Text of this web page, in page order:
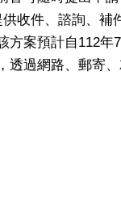
收件、諮詢、
方案預計自112
透過網路、郵寄